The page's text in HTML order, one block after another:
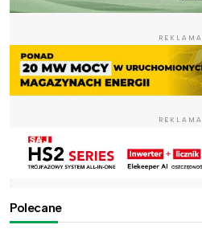
REKLAMA
REKLAMA
Polecane